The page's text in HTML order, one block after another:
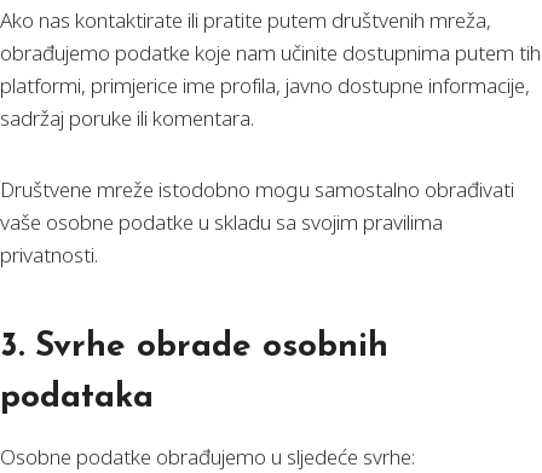
Ako nas kontaktirate ili pratite putem društvenih mreža,
obrađujemo podatke koje nam učinite dostupnima putem tih
platformi, primjerice ime profila, javno dostupne informacije,
sadržaj poruke ili komentara.
Društvene mreže istodobno mogu samostalno obrađivati
vaše osobne podatke u skladu sa svojim pravilima
privatnosti.
3. Svrhe obrade osobnih
podataka
Osobne podatke obrađujemo u sljedeće svrhe: